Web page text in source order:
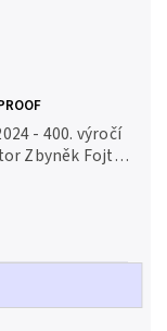
- 400. výročí
Zbyněk Fojtů,